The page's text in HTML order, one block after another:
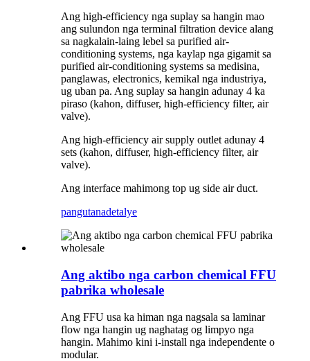
Ang high-efficiency nga suplay sa hangin mao
ang sulundon nga terminal filtration device alang
sa nagkalain-laing lebel sa purified air-
conditioning systems, nga kaylap nga gigamit sa
purified air-conditioning systems sa medisina,
panglawas, electronics, kemikal nga industriya,
ug uban pa. Ang suplay sa hangin adunay 4 ka
piraso (kahon, diffuser, high-efficiency filter, air
valve).
Ang high-efficiency air supply outlet adunay 4
sets (kahon, diffuser, high-efficiency filter, air
valve).
Ang interface mahimong top ug side air duct.
pangutanadetalye
Ang aktibo nga carbon chemical FFU
pabrika wholesale
Ang FFU usa ka himan nga nagsala sa laminar
flow nga hangin ug naghatag og limpyo nga
hangin. Mahimo kini i-install nga independente o
modular.